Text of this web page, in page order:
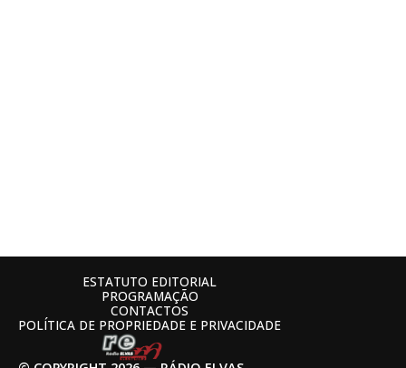
ESTATUTO EDITORIAL
PROGRAMAÇÃO
CONTACTOS
POLÍTICA DE PROPRIEDADE E PRIVACIDADE